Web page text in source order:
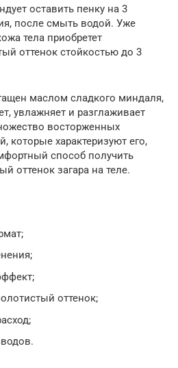
оставить пенку на 3
после смыть водой. Уже
тела приобретет
оттенок стойкостью до 3
маслом сладкого миндаля,
увлажняет и разглаживает
восторженных
которые характеризуют его,
способ получить
оттенок загара на теле.
оттенок;